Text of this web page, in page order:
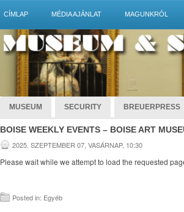
CÍMLAP MÉDIA AJÁNLAT MAGUNKRÓL
MUSEUM SECURITY BREUERPRESS
BOISE WEEKLY EVENTS – BOISE ART
2025. SZEPTEMBER 07, VASÁRNAP, 10:30
Please wait while we attempt to load the requested
Posted in: Egyéb